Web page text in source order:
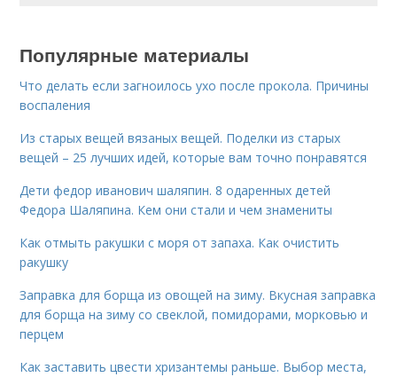
Популярные материалы
Что делать если загноилось ухо после прокола. Причины
воспаления
Из старых вещей вязаных вещей. Поделки из старых
вещей – 25 лучших идей, которые вам точно понравятся
Дети федор иванович шаляпин. 8 одаренных детей
Федора Шаляпина. Кем они стали и чем знамениты
Как отмыть ракушки с моря от запаха. Как очистить
ракушку
Заправка для борща из овощей на зиму. Вкусная заправка
для борща на зиму со свеклой, помидорами, морковью и
перцем
Как заставить цвести хризантемы раньше. Выбор места,